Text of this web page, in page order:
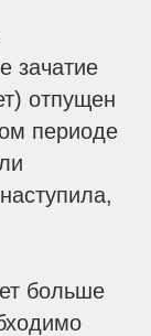
зачатие
отпущен
периоде
больше